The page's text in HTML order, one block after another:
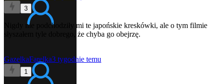
3
Nigdy nie podchodziły mi te japońskie kreskówki, ale o tym filmie
słyszałem tyle dobrego, że chyba go obejrzę.
GazelkaFarelka3 tygodnie temu
1